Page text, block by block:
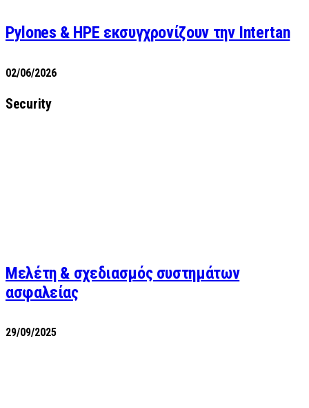
Pylones & HPE εκσυγχρονίζουν την Intertan
02/06/2026
Security
Μελέτη & σχεδιασμός συστημάτων
ασφαλείας
29/09/2025